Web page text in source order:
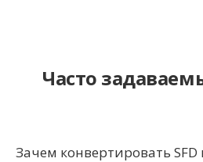
Часто
Зачем конвертировать SFD